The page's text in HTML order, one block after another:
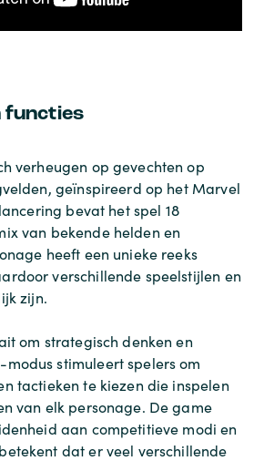
functies
verheugen op gevechten op
geïnspireerd op het Marvel
bevat het spel 18
van bekende helden en
heeft een unieke reeks
verschillende speelstijlen en
zijn.
om strategisch denken en
stimuleert spelers om
tactieken te kiezen die inspelen
van elk personage. De game
aan competitieve modi en
dat er veel verschillende